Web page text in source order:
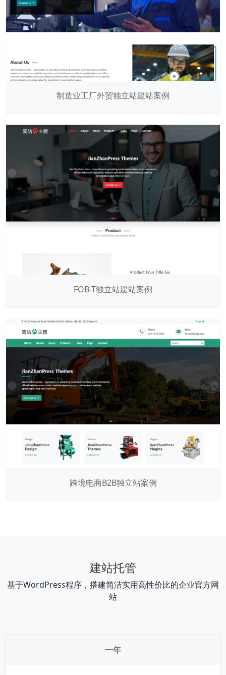
制造业工厂外贸独立站建站案例
FOB-T独立站建站案例
跨境电商B2B独立站案例
建站托管
基于WordPress程序，搭建简洁实用高性价比的企业官方网
站
一年